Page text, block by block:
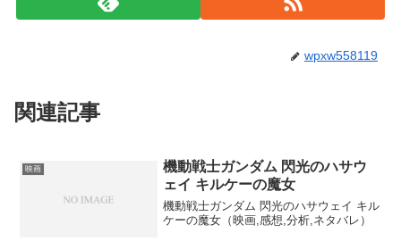
wpxw558119
関連記事
映画
機動戦士ガンダム 閃光のハサウ
ェイ キルケーの魔女
機動戦士ガンダム 閃光のハサウェイ キル
ケーの魔女（映画,感想,分析,ネタバレ）